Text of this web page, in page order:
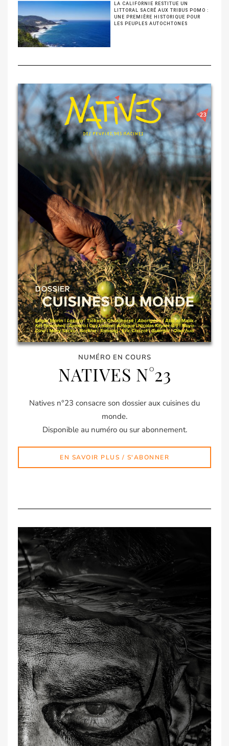
LA CALIFORNIE RESTITUE UN
LITTORAL SACRÉ AUX TRIBUS POMO :
UNE PREMIÈRE HISTORIQUE POUR
LES PEUPLES AUTOCHTONES
NUMÉRO EN COURS
NATIVES N°23
Natives n°23 consacre son dossier aux cuisines du
monde.
Disponible au numéro ou sur abonnement.
EN SAVOIR PLUS / S'ABONNER